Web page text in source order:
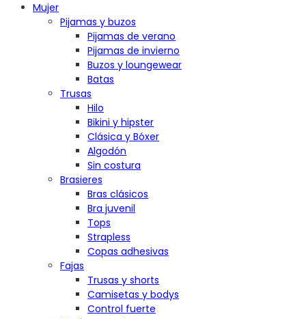
Mujer
Pijamas y buzos
Pijamas de verano
Pijamas de invierno
Buzos y loungewear
Batas
Trusas
Hilo
Bikini y hipster
Clásica y Bóxer
Algodón
Sin costura
Brasieres
Bras clásicos
Bra juvenil
Tops
Strapless
Copas adhesivas
Fajas
Trusas y shorts
Camisetas y bodys
Control fuerte